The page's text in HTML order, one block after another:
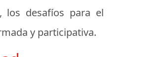
los desafíos para el
y participativa.